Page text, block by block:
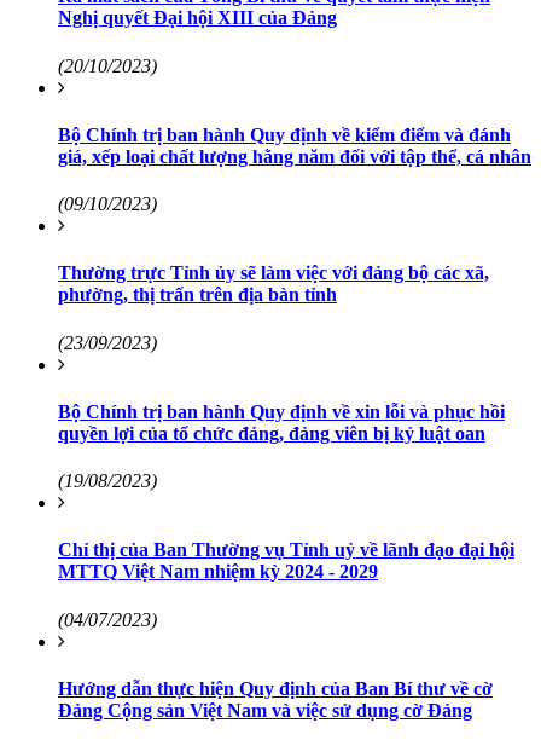
Nghị quyết Đại hội XIII của Đảng
(20/10/2023)
Bộ Chính trị ban hành Quy định về kiểm điểm và đánh
giá, xếp loại chất lượng hằng năm đối với tập thể, cá nhân
(09/10/2023)
Thường trực Tỉnh ủy sẽ làm việc với đảng bộ các xã,
phường, thị trấn trên địa bàn tỉnh
(23/09/2023)
Bộ Chính trị ban hành Quy định về xin lỗi và phục hồi
quyền lợi của tổ chức đảng, đảng viên bị kỷ luật oan
(19/08/2023)
Chỉ thị của Ban Thường vụ Tỉnh uỷ về lãnh đạo đại hội
MTTQ Việt Nam nhiệm kỳ 2024 - 2029
(04/07/2023)
Hướng dẫn thực hiện Quy định của Ban Bí thư về cờ
Đảng Cộng sản Việt Nam và việc sử dụng cờ Đảng